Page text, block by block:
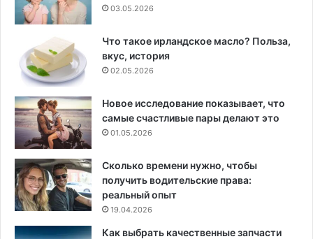
03.05.2026
Что такое ирландское масло? Польза,
вкус, история
02.05.2026
Новое исследование показывает, что
самые счастливые пары делают это
01.05.2026
Сколько времени нужно, чтобы
получить водительские права:
реальный опыт
19.04.2026
Как выбрать качественные запчасти